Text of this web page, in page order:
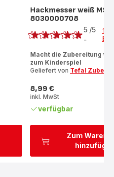
Zum
Hackmesser weiß MS-
8030000708
Bewertung
mit
5
Sternen
5 /5
-
1
Macht die Zubereitung
zum Kinderspiel
Geliefert von Tefal
Preis
8,99 €
inkl. MwSt
verfügbar